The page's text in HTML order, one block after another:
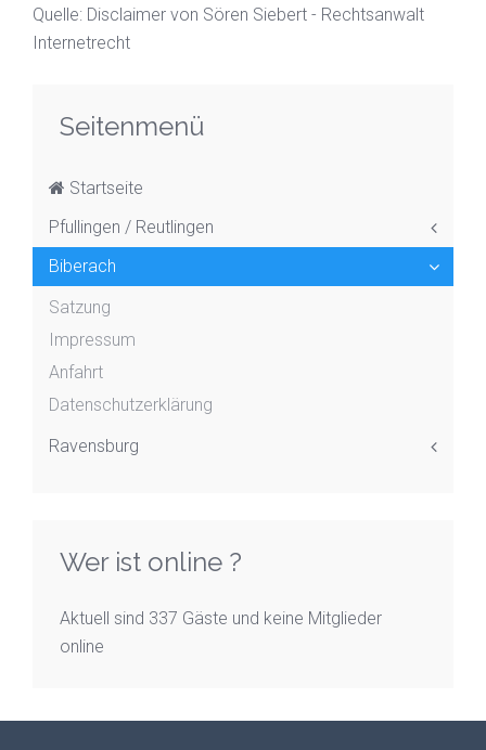
Quelle: Disclaimer von Sören Siebert - Rechtsanwalt
Internetrecht
Seitenmenü
Startseite
Pfullingen / Reutlingen
Biberach
Satzung
Impressum
Anfahrt
Datenschutzerklärung
Ravensburg
Wer ist online ?
Aktuell sind 337 Gäste und keine Mitglieder
online